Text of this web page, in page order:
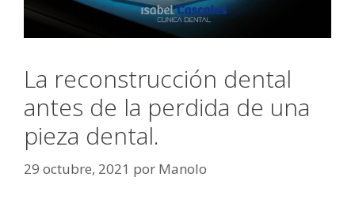
La reconstrucción dental
antes de la perdida de una
pieza dental.
29 octubre, 2021 por Manolo